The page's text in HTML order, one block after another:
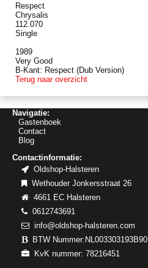
Respect
Chrysalis
112.070
Single
1989
Very Good
B-Kant: Respect (Dub Version)
Terug naar overzicht
Navigatie:
Gastenboek
Contact
Blog
Contactinformatie:
Oldshop-Halsteren
Wethouder Jonkersstraat 26
4661 EC Halsteren
0612743691
info@oldshop-halsteren.com
BTW Nummer:NL003303193B90
KvK nummer: 78216451